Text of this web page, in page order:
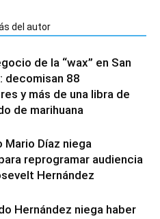
del autor
de la “wax” en San
decomisan 88
y más de una libra de
de marihuana
Mario Díaz niega
reprogramar audiencia
Hernández
Hernández niega haber